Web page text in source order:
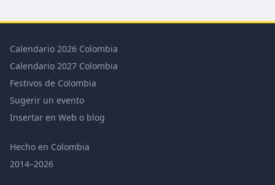
Calendario 2026 Colombia
Calendario 2027 Colombia
Festivos de Colombia
Sugerir un evento
Insertar en Web o blog
Hecho en Colombia
2014–2026